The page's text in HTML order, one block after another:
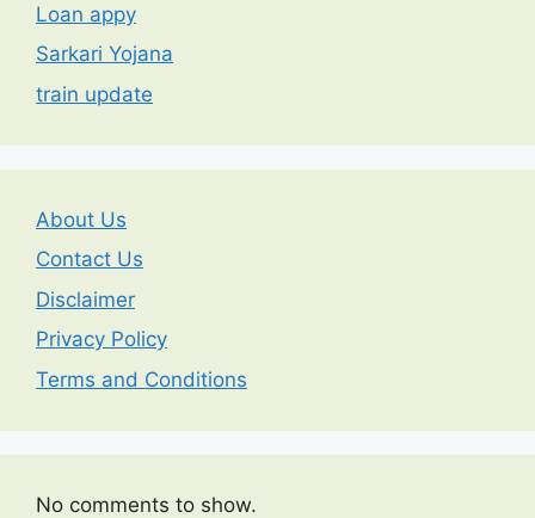
Loan appy
Sarkari Yojana
train update
About Us
Contact Us
Disclaimer
Privacy Policy
Terms and Conditions
No comments to show.